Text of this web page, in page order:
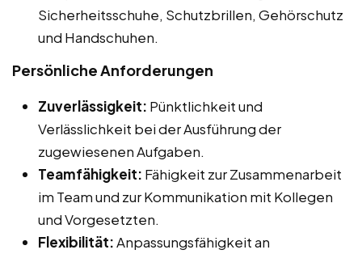
Sicherheitsschuhe, Schutzbrillen, Gehörschutz
und Handschuhen.
Persönliche Anforderungen
Zuverlässigkeit: Pünktlichkeit und
Verlässlichkeit bei der Ausführung der
zugewiesenen Aufgaben.
Teamfähigkeit: Fähigkeit zur Zusammenarbeit
im Team und zur Kommunikation mit Kollegen
und Vorgesetzten.
Flexibilität:Anpassungsfähigkeit an